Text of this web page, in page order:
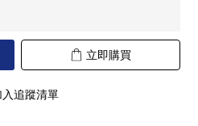
立即購買
入追蹤清單